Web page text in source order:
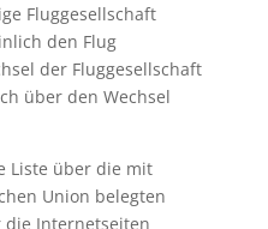
Fluggesellschaft
den Flug
der Fluggesellschaft
über den Wechsel
Liste über die mit
Union belegten
die Internetseiten